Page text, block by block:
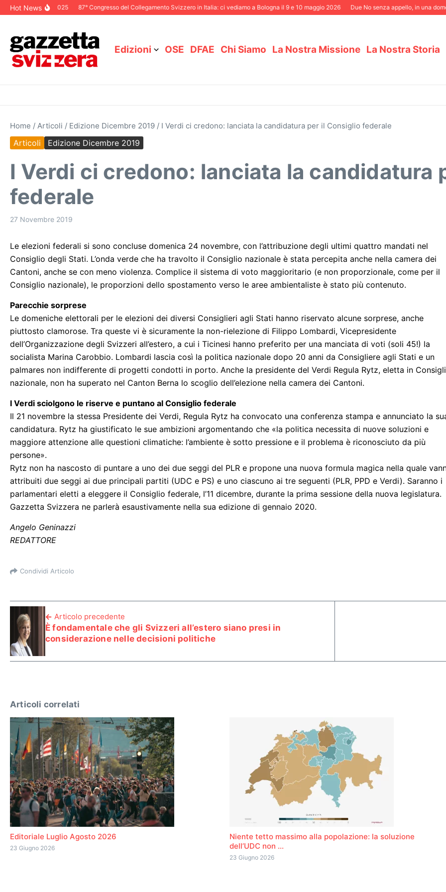
Salta al contenuto
Hot News
Dicembre 2025 87° Congresso del Collegamento Svizzero in Italia: ci vediamo a Bologna il 9 e 10 maggio 2026 Due No senza appello, in una
Edizioni OSE DFAE Chi Siamo La Nostra Missione La Nostra Storia
Home / Articoli / Edizione Dicembre 2019 / I Verdi ci credono: lanciata la candidatura per il Consiglio federale
Articoli Edizione Dicembre 2019
I Verdi ci credono: lanciata la candidatura
federale
27 Novembre 2019
Le elezioni federali si sono concluse domenica 24 novembre, con l’attribuzione degli ultimi quattro mandati nel
Consiglio degli Stati. L’onda verde che ha travolto il Consiglio nazionale è stata percepita anche nella camera dei
Cantoni, anche se con meno violenza. Complice il sistema di voto maggioritario (e non proporzionale, come per il
Consiglio nazionale), le proporzioni dello spostamento verso le aree ambientaliste è stato più contenuto.
Parecchie sorprese
Le domeniche elettorali per le elezioni dei diversi Consiglieri agli Stati hanno riservato alcune sorprese, anche
piuttosto clamorose. Tra queste vi è sicuramente la non-rielezione di Filippo Lombardi, Vicepresidente
dell’Organizzazione degli Svizzeri all’estero, a cui i Ticinesi hanno preferito per una manciata di voti (soli 45!) la
socialista Marina Carobbio. Lombardi lascia così la politica nazionale dopo 20 anni da Consigliere agli Stati e un
palmares non indifferente di progetti condotti in porto. Anche la presidente del Verdi Regula Rytz, eletta in
nazionale, non ha superato nel Canton Berna lo scoglio dell’elezione nella camera dei Cantoni.
I Verdi sciolgono le riserve e puntano al Consiglio federale
Il 21 novembre la stessa Presidente dei Verdi, Regula Rytz ha convocato una conferenza stampa e annunciato la
candidatura. Rytz ha giustificato le sue ambizioni argomentando che «la politica necessita di nuove soluzioni e
maggiore attenzione alle questioni climatiche: l’ambiente è sotto pressione e il problema è riconosciuto da più
persone».
Rytz non ha nascosto di puntare a uno dei due seggi del PLR e propone una nuova formula magica nella quale
attribuiti due seggi ai due principali partiti (UDC e PS) e uno ciascuno ai tre seguenti (PLR, PPD e Verdi). Saranno i
parlamentari eletti a eleggere il Consiglio federale, l’11 dicembre, durante la prima sessione della nuova legislatura.
Gazzetta Svizzera ne parlerà esaustivamente nella sua edizione di gennaio 2020.
Angelo Geninazzi
REDATTORE
Condividi Articolo
Articolo precedente
È fondamentale che gli Svizzeri all’estero siano presi in
considerazione nelle decisioni politiche
Articoli correlati
Editoriale Luglio Agosto 2026
23 Giugno 2026
Niente tetto massimo alla popolazione: la soluzione
dell’UDC non ...
23 Giugno 2026